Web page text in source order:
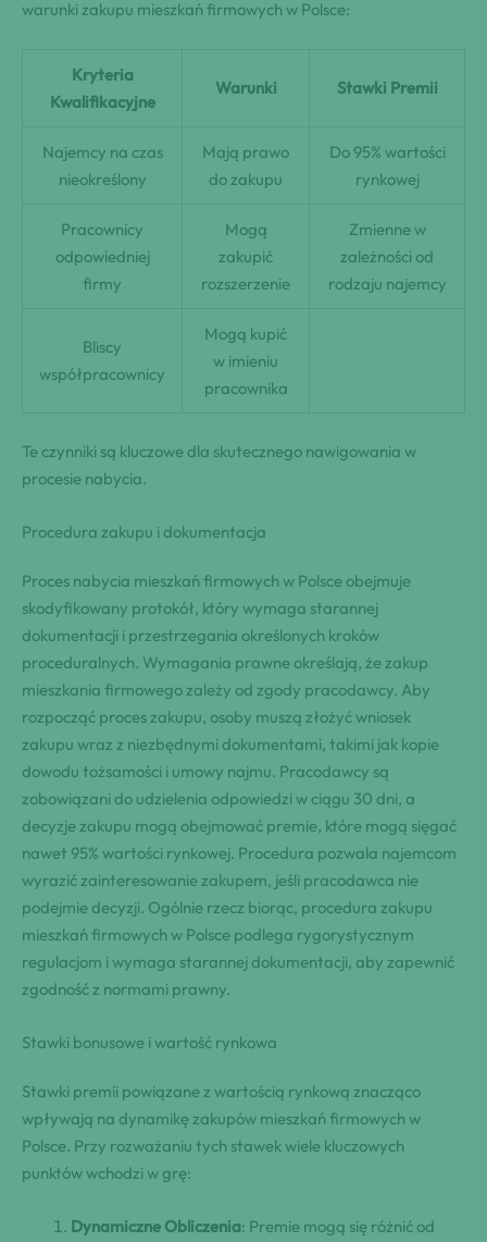
warunki zakupu mieszkań firmowych w Polsce:
Kryteria
Kwalifikacyjne
Warunki Stawki Premii
Najemcy na czas
nieokreślony
Mają prawo
do zakupu
Do 95% wartości
rynkowej
Pracownicy
odpowiedniej
firmy
Mogą
zakupić
rozszerzenie
Zmienne w
zależności od
rodzaju najemcy
Bliscy
współpracownicy
Mogą kupić
w imieniu
pracownika
Te czynniki są kluczowe dla skutecznego nawigowania w
procesie nabycia.
Procedura zakupu i dokumentacja
Proces nabycia mieszkań firmowych w Polsce obejmuje
skodyfikowany protokół, który wymaga starannej
dokumentacji i przestrzegania określonych kroków
proceduralnych. Wymagania prawne określają, że zakup
mieszkania firmowego zależy od zgody pracodawcy. Aby
rozpocząć proces zakupu, osoby muszą złożyć wniosek
zakupu wraz z niezbędnymi dokumentami, takimi jak kopie
dowodu tożsamości i umowy najmu. Pracodawcy są
zobowiązani do udzielenia odpowiedzi w ciągu 30 dni, a
decyzje zakupu mogą obejmować premie, które mogą sięgać
nawet 95% wartości rynkowej. Procedura pozwala najemcom
wyrazić zainteresowanie zakupem, jeśli pracodawca nie
podejmie decyzji. Ogólnie rzecz biorąc, procedura zakupu
mieszkań firmowych w Polsce podlega rygorystycznym
regulacjom i wymaga starannej dokumentacji, aby zapewnić
zgodność z normami prawny.
Stawki bonusowe i wartość rynkowa
Stawki premii powiązane z wartością rynkową znacząco
wpływają na dynamikę zakupów mieszkań firmowych w
Polsce. Przy rozważaniu tych stawek wiele kluczowych
punktów wchodzi w grę:
Dynamiczne Obliczenia: Premie mogą się różnić od